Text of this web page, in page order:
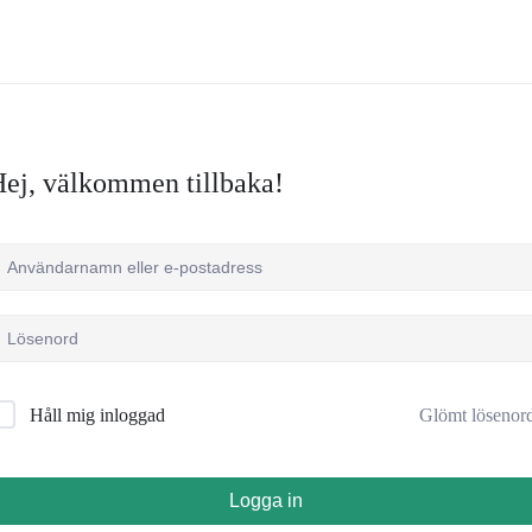
välkommen tillbaka!
Håll mig inloggad Glömt
Logga in